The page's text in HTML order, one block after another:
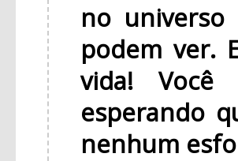
no universo
podem ver.
vida! Você
esperando
nenhum